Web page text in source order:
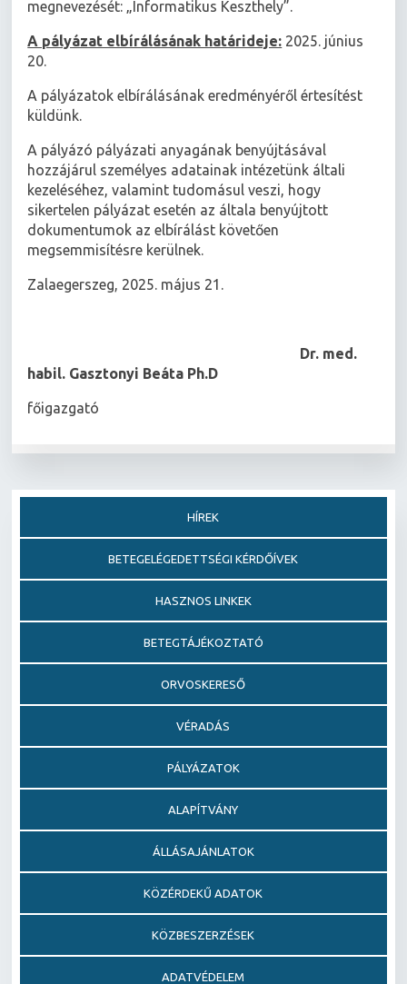
megnevezését: „Informatikus Keszthely”.
A pályázat elbírálásának határideje: 2025. június
20.
A pályázatok elbírálásának eredményéről értesítést
küldünk.
A pályázó pályázati anyagának benyújtásával
hozzájárul személyes adatainak intézetünk általi
kezeléséhez, valamint tudomásul veszi, hogy
sikertelen pályázat esetén az általa benyújtott
dokumentumok az elbírálást követően
megsemmisítésre kerülnek.
Zalaegerszeg, 2025. május 21.
Dr. med.
habil. Gasztonyi Beáta Ph.D
főigazgató
HÍREK
BETEGELÉGEDETTSÉGI KÉRDŐÍVEK
HASZNOS LINKEK
BETEGTÁJÉKOZTATÓ
ORVOSKERESŐ
VÉRADÁS
PÁLYÁZATOK
ALAPÍTVÁNY
ÁLLÁSAJÁNLATOK
KÖZÉRDEKŰ ADATOK
KÖZBESZERZÉSEK
ADATVÉDELEM